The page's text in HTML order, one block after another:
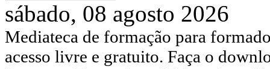
sábado, 08 agosto 2026
Mediateca de formação para
acesso livre e gratuito. Faça o